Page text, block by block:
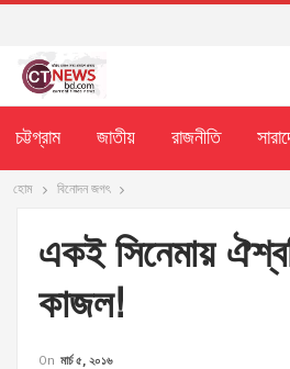
চট্টগ্রাম জাতীয় রাজনীতি
হোম বিনোদন জগৎ
একই সিনেমায়
কাজল!
On মার্চ ৫, ২০১৬